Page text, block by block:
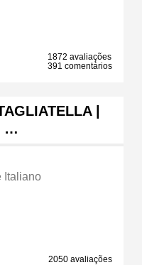
1872 avaliações
391 comentários
|
…
Italiano
2050 avaliações